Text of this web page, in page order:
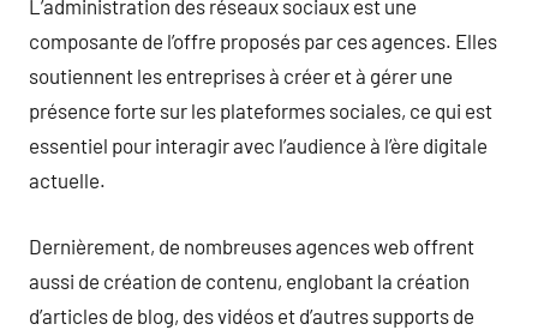
L’administration des réseaux sociaux est une
composante de l’offre proposés par ces agences. Elles
soutiennent les entreprises à créer et à gérer une
présence forte sur les plateformes sociales, ce qui est
essentiel pour interagir avec l’audience à l’ère digitale
actuelle.
Dernièrement, de nombreuses agences web offrent
aussi de création de contenu, englobant la création
d’articles de blog, des vidéos et d’autres supports de